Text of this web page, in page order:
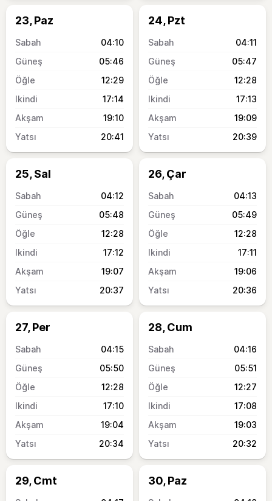
23, Paz
04:10
05:46
12:29
17:14
19:10
20:41
24, Pzt
04:11
05:47
12:28
17:13
19:09
20:39
25, Sal
04:12
05:48
12:28
17:12
19:07
20:37
26, Çar
04:13
05:49
12:28
17:11
19:06
20:36
27, Per
04:15
05:50
12:28
17:10
19:04
20:34
28, Cum
04:16
05:51
12:27
17:08
19:03
20:32
29, Cmt 30, Paz